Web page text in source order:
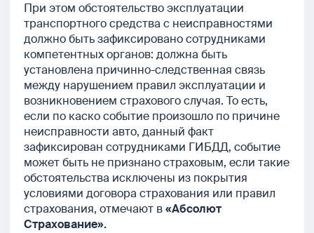
При этом обстоятельство эксплуатации
транспортного средства с неисправностями
должно быть зафиксировано сотрудниками
компетентных органов: должна быть
установлена причинно-следственная связь
между нарушением правил эксплуатации и
возникновением страхового случая. То есть,
если по каско событие произошло по причине
неисправности авто, данный факт
зафиксирован сотрудниками ГИБДД, событие
может быть не признано страховым, если такие
обстоятельства исключены из покрытия
условиями договора страхования или правил
страхования, отмечают в«Абсолют
Страхование».